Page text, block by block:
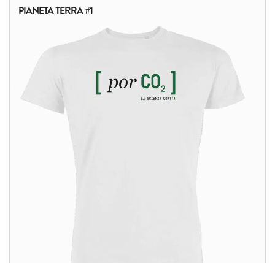
PIANETA TERRA #1